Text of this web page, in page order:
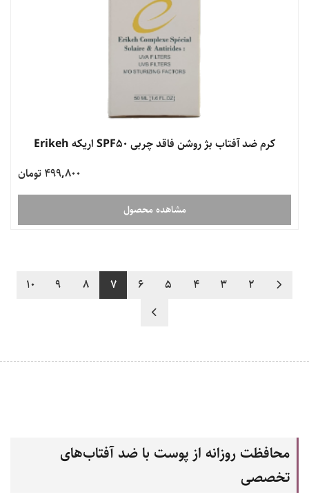
کرم ضد آفتاب بژ روشن فاقد چربی SPF50 اریکه Erikeh
499,800 تومان
مشاهده محصول
2
3
4
5
6
7
8
9
10
محافظت روزانه از پوست با ضد آفتاب‌های
تخصصی